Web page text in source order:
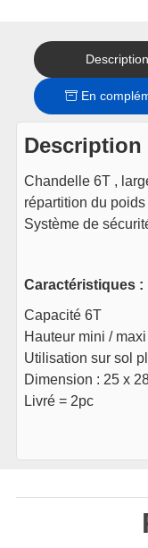
Description
En
Description
Chandelle 6T ,
répartition du
Système de
Caractéristiques :
Capacité 6T
Hauteur mini /
Utilisation sur sol
Dimension : 25 x
Livré = 2pc